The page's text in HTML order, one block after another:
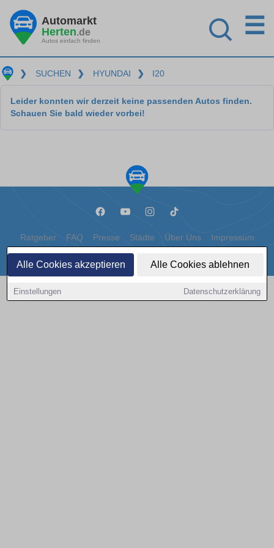
Alle Cookies akzeptieren Alle Cookies ablehnen
Einstellungen Datenschutzerklärung
Automarkt
Herten.de
Autos einfach finden
☰
❯ SUCHEN ❯ HYUNDAI ❯ I20
Leider konnten wir derzeit keine passenden Autos finden.
Schauen Sie bald wieder vorbei!
Ratgeber FAQ Presse Städte Über Uns Impressum
Datenschutz Cookies
Copyright © 2000 - 2026 | 1A Infosysteme GmbH | Content by: 1a-sites-autos